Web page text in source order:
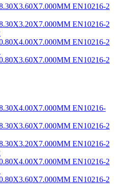
EN10216-2
EN10216-2
EN10216-2
EN10216-2
EN10216-
EN10216-2
EN10216-2
EN10216-2
EN10216-2